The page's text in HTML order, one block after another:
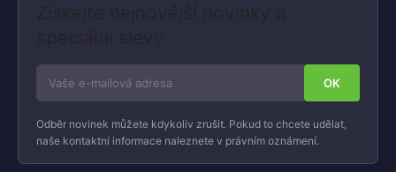
Získejte nejnovější novinky a
speciální slevy
Odběr novinek můžete kdykoliv zrušit. Pokud to chcete udělat,
naše kontaktní informace naleznete v právním oznámení.